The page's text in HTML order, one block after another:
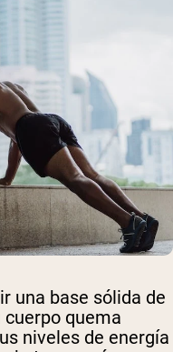
una base sólida de
quema
niveles de energía